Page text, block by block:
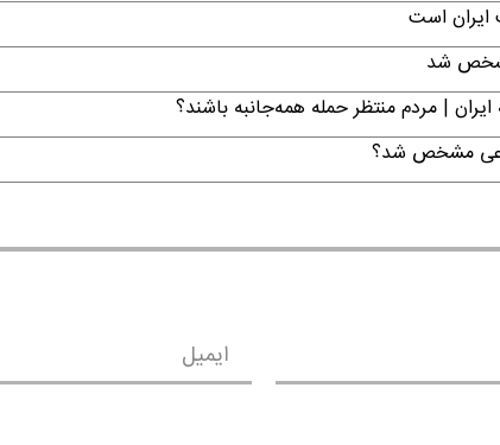
است
مشخص شد
| مردم منتظر حمله همه‌جانبه باشند؟
مشخص شد؟
ایمیل